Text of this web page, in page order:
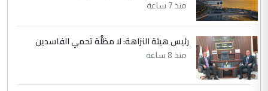
منذ 7 ساعة
رئيس هيئة النزاهة: لا مظلَّة تحمي الفاسدين
منذ 8 ساعة